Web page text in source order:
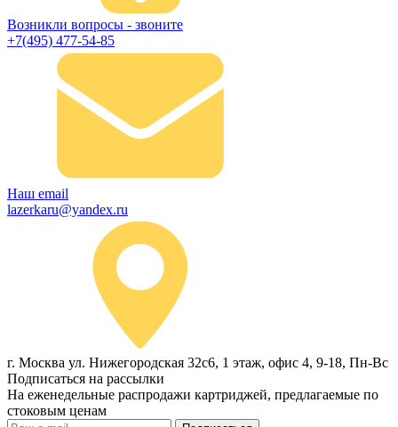
Возникли вопросы - звоните
+7(495) 477-54-85
Наш email
lazerkaru@yandex.ru
г. Москва ул. Нижегородская 32с6, 1 этаж, офис 4, 9-18, Пн-Вс
Подписаться на рассылки
На еженедельные распродажи картриджей, предлагаемые по
стоковым ценам